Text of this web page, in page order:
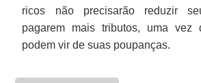
ricos não precisarão reduzir
pagarem mais tributos, uma vez
podem vir de suas poupanças.